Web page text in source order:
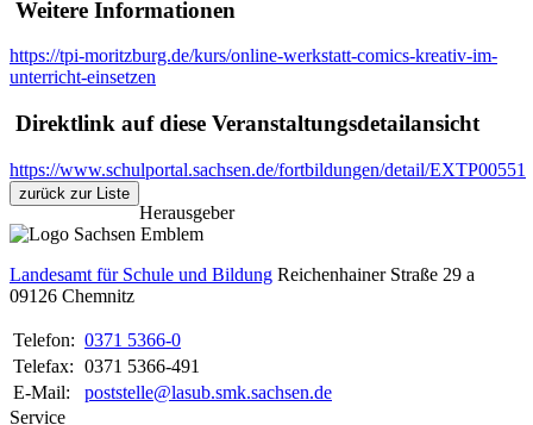
Weitere Informationen
https://tpi-moritzburg.de/kurs/online-werkstatt-comics-kreativ-im-
unterricht-einsetzen
Direktlink auf diese Veranstaltungsdetailansicht
https://www.schulportal.sachsen.de/fortbildungen/detail/EXTP00551
zurück zur Liste
Herausgeber
Landesamt für Schule und Bildung Reichenhainer Straße 29 a
09126 Chemnitz
Telefon: 0371 5366-0
Telefax: 0371 5366-491
E-Mail:
poststelle@lasub.smk.sachsen.de
Service